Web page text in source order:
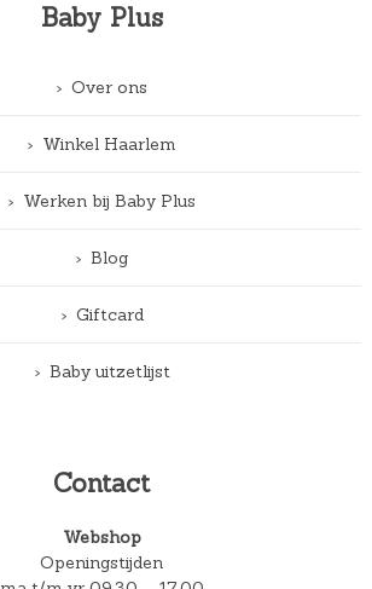
Baby Plus
Over ons
Winkel Haarlem
Werken bij Baby Plus
Blog
Giftcard
Baby uitzetlijst
Contact
Webshop
Openingstijden